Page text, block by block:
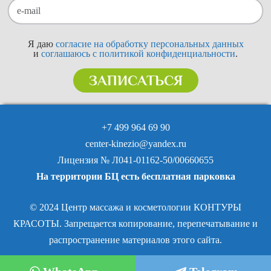
Я даю согласие на обработку персональных данных
и соглашаюсь с политикой конфиденциальности.
ЗАПИСАТЬСЯ
+7 499 964 69 90
center-kinezio@yandex.ru
Лицензия № Л041-01162-50/00660655
На территории БЦ есть бесплатная парковка
© 2024 Центр массажа и косметологии КОНТУРЫ
КРАСОТЫ. Запрещается копирование, перепечатывание и
распространение материалов этого сайта.